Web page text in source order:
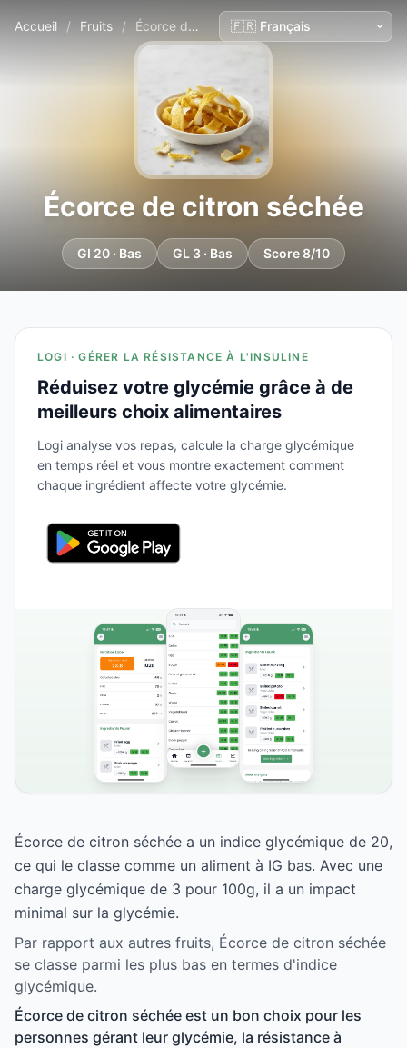
Accueil / Fruits / Écorce de citron séchée
Écorce de citron séchée
GI 20 · Bas GL 3 · Bas Score 8/10
LOGI · GÉRER LA RÉSISTANCE À L'INSULINE
Réduisez votre glycémie grâce à de
meilleurs choix alimentaires
Logi analyse vos repas, calcule la charge glycémique
en temps réel et vous montre exactement comment
chaque ingrédient affecte votre glycémie.
Écorce de citron séchée a un indice glycémique de 20,
ce qui le classe comme un aliment à IG bas. Avec une
charge glycémique de 3 pour 100g, il a un impact
minimal sur la glycémie.
Par rapport aux autres fruits, Écorce de citron séchée
se classe parmi les plus bas en termes d'indice
glycémique.
Écorce de citron séchée est un bon choix pour les
personnes gérant leur glycémie, la résistance à